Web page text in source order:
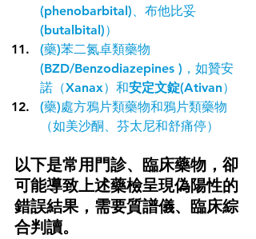
(phenobarbital)、布他比妥
(butalbital)）
(藥)苯二氮卓類藥物
(BZD/Benzodiazepines )，如贊安
諾（Xanax）和安定文錠(Ativan）
(藥)處方鴉片類藥物和鴉片類藥物
（如美沙酮、 芬太尼和舒痛停）
以下是常用門診、臨床藥物，卻
可能導致上述藥檢呈現偽陽性的
錯誤結果，需要質譜儀、臨床綜
合判讀。